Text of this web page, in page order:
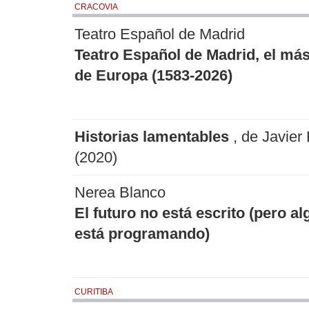
CRACOVIA
Teatro Español de Madrid
Teatro Español de Madrid, el
de Europa (1583-2026)
Historias lamentables , de Javier
(2020)
Nerea Blanco
El futuro no está escrito (pero
está programando)
CURITIBA